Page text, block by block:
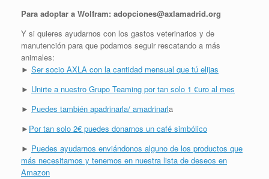
Para adoptar a Wolfram: adopciones@axlamadrid.org
Y si quieres ayudarnos con los gastos veterinarios y de
manutención para que podamos seguir rescatando a más
animales:
► Ser socio AXLA con la cantidad mensual que tú elijas
► Unirte a nuestro Grupo Teaming por tan solo 1 €uro al mes
► Puedes también apadrinarla/ amadrinarla
► Por tan solo 2€ puedes donarnos un café simbólico
► Puedes ayudarnos enviándonos alguno de los productos que
más necesitamos y tenemos en nuestra lista de deseos en
Amazon